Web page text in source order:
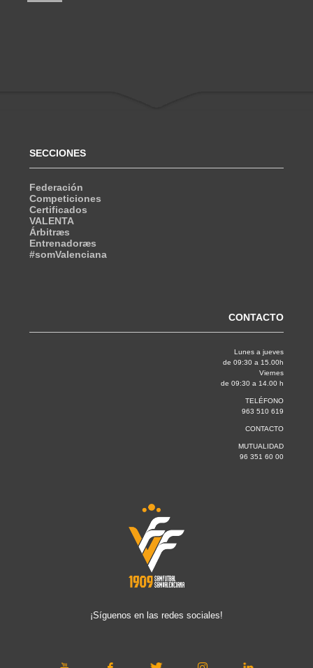
SECCIONES
Federación
Competiciones
Certificados
VALENTA
Árbitræs
Entrenadoræs
#somValenciana
CONTACTO
Lunes a jueves
de 09:30 a 15.00h
Viernes
de 09:30 a 14.00 h
TELÉFONO
963 510 619
CONTACTO
MUTUALIDAD
96 351 60 00
¡Síguenos en las redes sociales!